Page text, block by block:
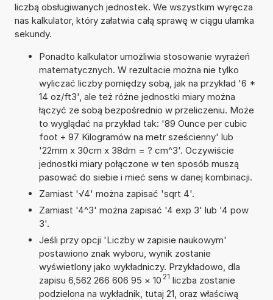
liczbą obsługiwanych jednostek. We wszystkim wyręcza
nas kalkulator, który załatwia całą sprawę w ciągu ułamka
sekundy.
Ponadto kalkulator umożliwia stosowanie wyrażeń
matematycznych. W rezultacie można nie tylko
wyliczać liczby pomiędzy sobą, jak na przykład '6 *
14 oz/ft3', ale też różne jednostki miary można
łączyć ze sobą bezpośrednio w przeliczeniu. Może
to wyglądać na przykład tak: '89 Ounce per cubic
foot + 97 Kilogramów na metr sześcienny' lub
'22mm x 30cm x 38dm = ? cm^3'. Oczywiście
jednostki miary połączone w ten sposób muszą
pasować do siebie i mieć sens w danej kombinacji.
Zamiast '√4' można zapisać 'sqrt 4'.
Zamiast '4^3' można zapisać '4 exp 3' lub '4 pow
3'.
Jeśli przy opcji 'Liczby w zapisie naukowym'
postawiono znak wyboru, wynik zostanie
wyświetlony jako wykładniczy. Przykładowo, dla
zapisu 6,562 266 606 95 × 10 21 liczba zostanie
podzielona na wykładnik, tutaj 21, oraz właściwą